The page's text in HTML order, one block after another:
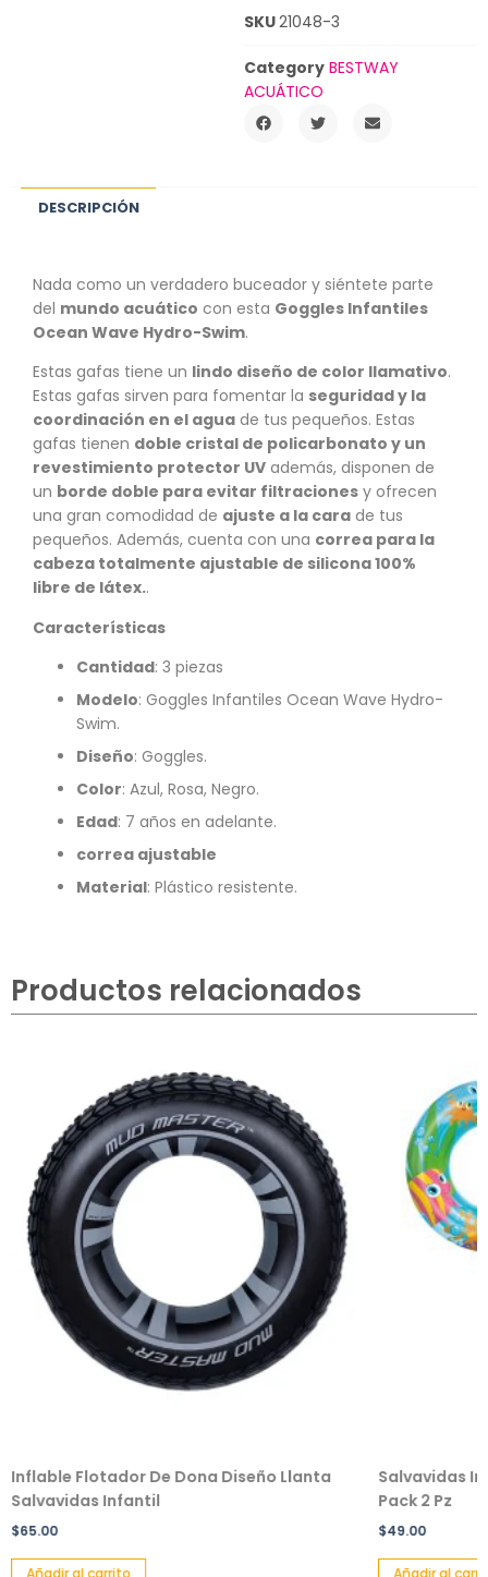
SKU21048-3
Category BESTWAY
ACUÁTICO
DESCRIPCIÓN
Nada como un verdadero buceador y siéntete parte
del mundo acuático con esta Goggles Infantiles
Ocean Wave Hydro-Swim.
Estas gafas tiene un lindo diseño de color llamativo.
Estas gafas sirven para fomentar la seguridad y la
coordinación en el agua de tus pequeños. Estas
gafas tienen doble cristal de policarbonato y un
revestimiento protector UV además, disponen de
un borde doble para evitar filtraciones y ofrecen
una gran comodidad de ajuste a la cara de tus
pequeños. Además, cuenta con una correa para la
cabeza totalmente ajustable de silicona 100%
libre de látex..
Características
Cantidad: 3 piezas
Modelo: Goggles Infantiles Ocean Wave Hydro-
Swim.
Diseño: Goggles.
Color: Azul, Rosa, Negro.
Edad: 7 años en adelante.
correa ajustable
Material: Plástico resistente.
Productos relacionados
Inflable Flotador De Dona Diseño Llanta
Salvavidas Infantil
$65.00
Añadir al carrito
Salvavidas
Pack 2 Pz
$49.00
Añadir al